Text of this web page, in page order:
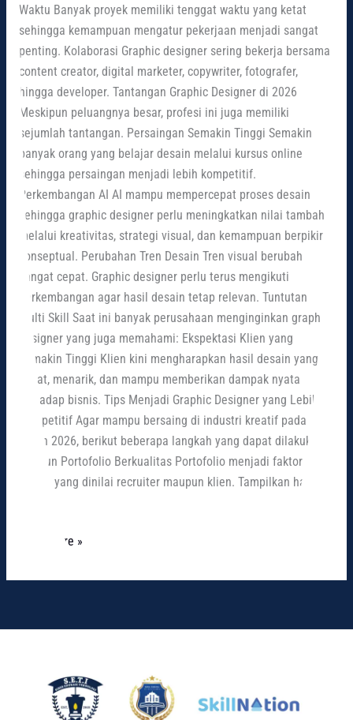
Waktu Banyak proyek memiliki tenggat waktu yang ketat
sehingga kemampuan mengatur pekerjaan menjadi sangat
penting. Kolaborasi Graphic designer sering bekerja bersama
content creator, digital marketer, copywriter, fotografer,
hingga developer. Tantangan Graphic Designer di 2026
Meskipun peluangnya besar, profesi ini juga memiliki
sejumlah tantangan. Persaingan Semakin Tinggi Semakin
banyak orang yang belajar desain melalui kursus online
sehingga persaingan menjadi lebih kompetitif.
Perkembangan AI AI mampu mempercepat proses desain
sehingga graphic designer perlu meningkatkan nilai tambah
melalui kreativitas, strategi visual, dan kemampuan berpikir
konseptual. Perubahan Tren Desain Tren visual berubah
sangat cepat. Graphic designer perlu terus mengikuti
perkembangan agar hasil desain tetap relevan. Tuntutan
Multi Skill Saat ini banyak perusahaan menginginkan graphic
designer yang juga memahami: Ekspektasi Klien yang
Semakin Tinggi Klien kini mengharapkan hasil desain yang
cepat, menarik, dan mampu memberikan dampak nyata
terhadap bisnis. Tips Menjadi Graphic Designer yang Lebih
Kompetitif Agar mampu bersaing di industri kreatif pada
tahun 2026, berikut beberapa langkah yang dapat dilakukan.
Bangun Portofolio Berkualitas Portofolio menjadi faktor
utama yang dinilai recruiter maupun klien. Tampilkan hasil
Read More »